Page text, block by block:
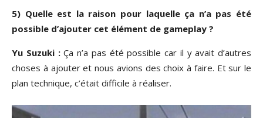
5) Quelle est la raison pour laquelle ça n’a pas été
possible d’ajouter cet élément de gameplay ?
Yu Suzuki :Ça n’a pas été possible car il y avait d’autres
choses à ajouter et nous avions des choix à faire. Et sur le
plan technique, c’était difficile à réaliser.